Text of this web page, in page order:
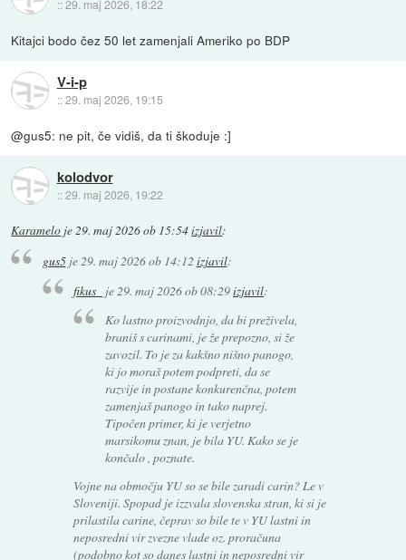
::29. maj 2026, 18:22
Kitajci bodo čez 50 let zamenjali Ameriko po BDP
V-i-p
::29. maj 2026, 19:15
@gus5: ne pit, če vidiš, da ti škoduje :]
kolodvor
::29. maj 2026, 19:22
Karamelo je29. maj 2026 ob 15:54izjavil:
gus5je29. maj 2026 ob 14:12 izjavil:
fikus_ je 29. maj 2026 ob 08:29izjavil:
Ko lastno proizvodnjo, da bi preživela,
braniš s carinami, je že prepozno, si že
zavozil. To je za kakšno nišno panogo,
ki jo moraš potem podpreti, da se
razvije in postane konkurenčna, potem
zamenjaš panogo in tako naprej.
Tipočen primer, ki je verjetno
marsikomu znan, je bila YU. Kako se je
končalo , poznate.
Vojne na območju YU so se bile zaradi carin? Le v
Sloveniji. Spopad je izzvala slovenska stran, ki si je
prilastila carine, čeprav so bile te v YU lastni in
neposredni vir zvezne vlade oz. proračuna
(podobno kot so danes lastni in neposredni vir